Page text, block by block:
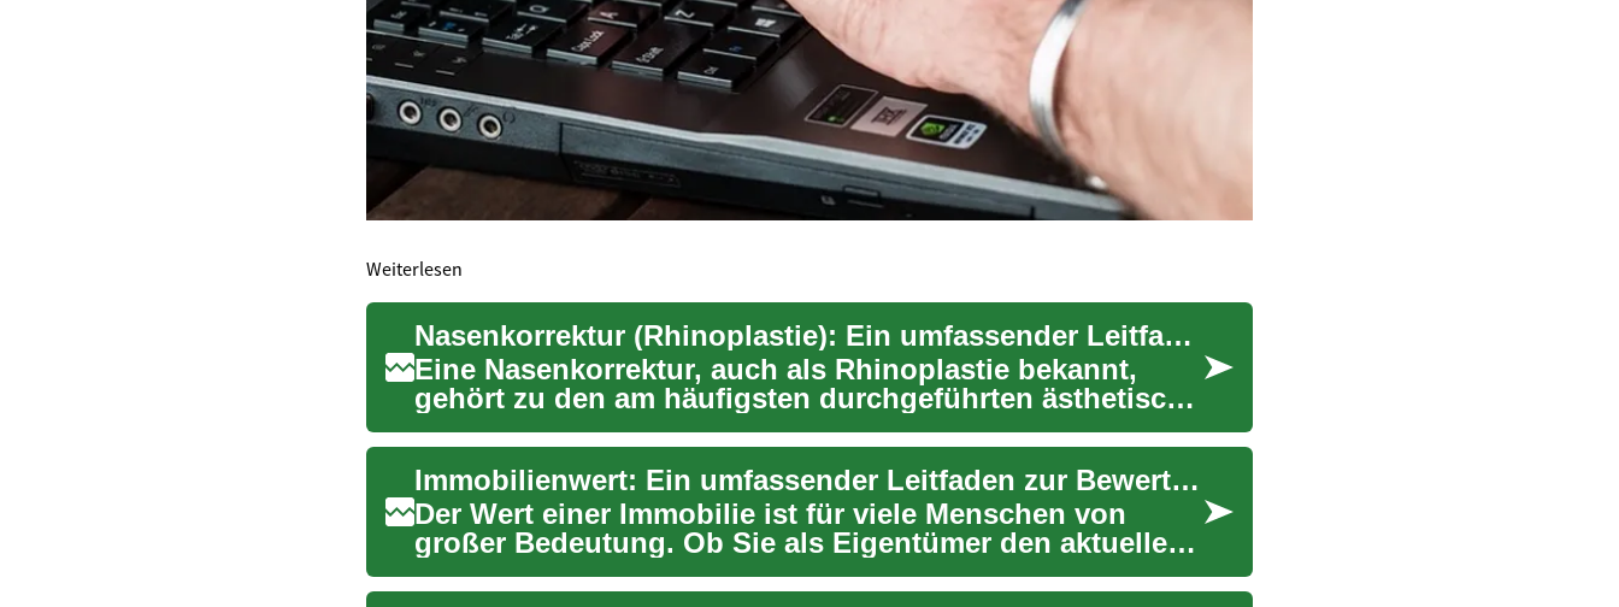
Weiterlesen
Nasenkorrektur (Rhinoplastie): Ein umfassender Leitfaden zur operativen Nasenformung
Eine Nasenkorrektur, auch als Rhinoplastie bekannt,
gehört zu den am häufigsten durchgeführten ästhetisch-
chirurgisch...
Immobilienwert: Ein umfassender Leitfaden zur Bewertung Ihrer Immobilie
Der Wert einer Immobilie ist für viele Menschen von
großer Bedeutung. Ob Sie als Eigentümer den aktuellen
Marktwert I...